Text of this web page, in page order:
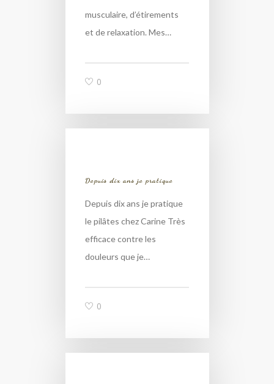
musculaire, d’étirements
et de relaxation. Mes…
0
Depuis dix ans je pratique
Depuis dix ans je pratique
le pilâtes chez Carine Très
efficace contre les
douleurs que je…
0